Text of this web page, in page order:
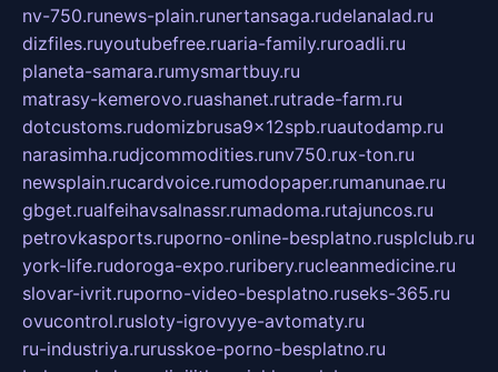
nv-750.runews-plain.runertansaga.rudelanalad.ru
dizfiles.ruyoutubefree.ruaria-family.ruroadli.ru
planeta-samara.rumysmartbuy.ru
matrasy-kemerovo.ruashanet.rutrade-farm.ru
dotcustoms.rudomizbrusa9x12spb.ruautodamp.ru
narasimha.rudjcommodities.runv750.rux-ton.ru
newsplain.rucardvoice.rumodopaper.rumanunae.ru
gbget.rualfeihavsalnassr.rumadoma.rutajuncos.ru
petrovkasports.ruporno-online-besplatno.rusplclub.ru
york-life.rudoroga-expo.ruribery.rucleanmedicine.ru
slovar-ivrit.ruporno-video-besplatno.ruseks-365.ru
ovucontrol.rusloty-igrovyye-avtomaty.ru
ru-industriya.rurusskoe-porno-besplatno.ru